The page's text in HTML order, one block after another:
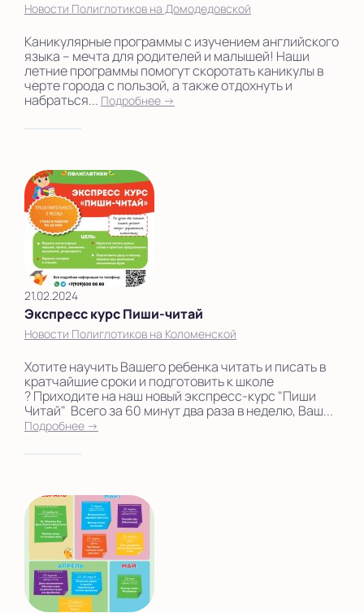
Новости Полиглотиков на Домодедовской
Каникулярные программы с изучением английского
языка – мечта для родителей и малышей! Наши
летние программы помогут скоротать каникулы в
черте города с пользой, а также отдохнуть и
набраться... Подробнее →
21.02.2024
Экспресс курс Пиши-читай
Новости Полиглотиков на Коломенской
Хотите научить Вашего ребенка читать и писать в
кратчайшие сроки и подготовить к школе
? Приходите на наш новый экспресс-курс "Пиши
Читай" Всего за 60 минут два раза в неделю, Ваш...
Подробнее →